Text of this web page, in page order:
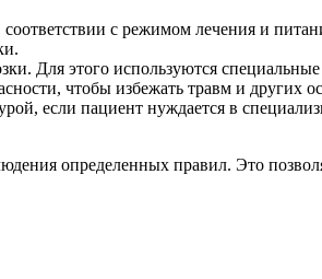
с режимом лечения и
Для этого используются
чтобы избежать травм и других
если пациент нуждается в
определенных правил. Это